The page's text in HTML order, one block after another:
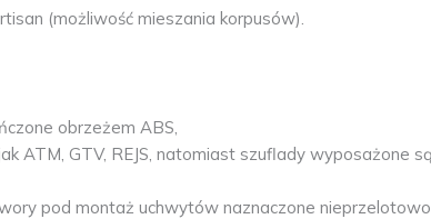
(możliwość mieszania korpusów).
obrzeżem ABS,
ATM, GTV, REJS, natomiast szuflady wyposażone
pod montaż uchwytów naznaczone nieprzelotowo